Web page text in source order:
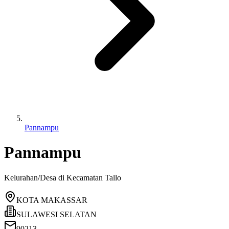
Pannampu
Pannampu
Kelurahan/Desa di Kecamatan Tallo
KOTA MAKASSAR
SULAWESI SELATAN